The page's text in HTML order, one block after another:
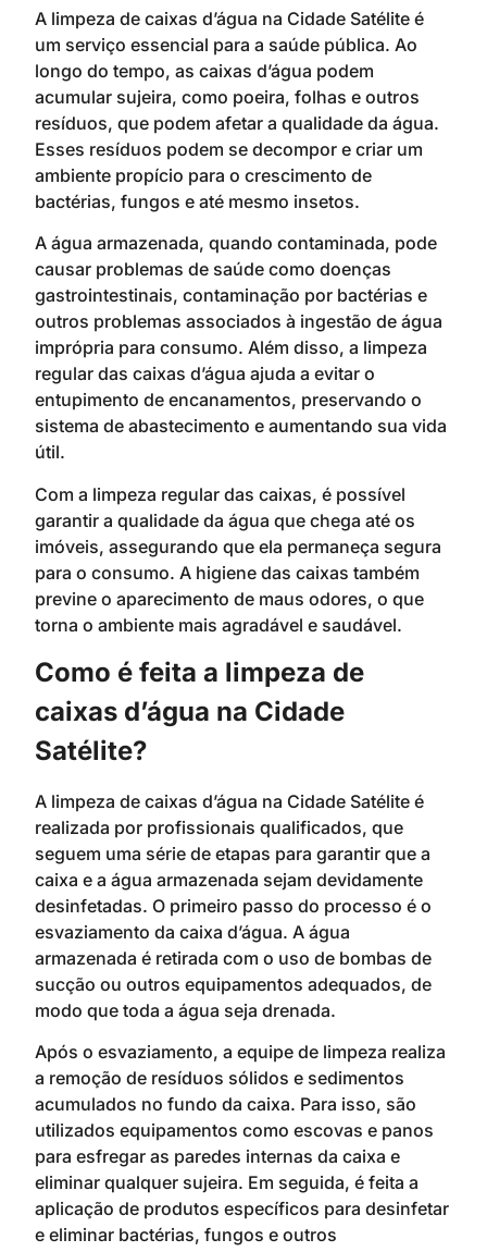
A limpeza de caixas d’água na Cidade Satélite é
um serviço essencial para a saúde pública. Ao
longo do tempo, as caixas d’água podem
acumular sujeira, como poeira, folhas e outros
resíduos, que podem afetar a qualidade da água.
Esses resíduos podem se decompor e criar um
ambiente propício para o crescimento de
bactérias, fungos e até mesmo insetos.
A água armazenada, quando contaminada, pode
causar problemas de saúde como doenças
gastrointestinais, contaminação por bactérias e
outros problemas associados à ingestão de água
imprópria para consumo. Além disso, a limpeza
regular das caixas d’água ajuda a evitar o
entupimento de encanamentos, preservando o
sistema de abastecimento e aumentando sua vida
útil.
Com a limpeza regular das caixas, é possível
garantir a qualidade da água que chega até os
imóveis, assegurando que ela permaneça segura
para o consumo. A higiene das caixas também
previne o aparecimento de maus odores, o que
torna o ambiente mais agradável e saudável.
Como é feita a limpeza de
caixas d’água na Cidade
Satélite?
A limpeza de caixas d’água na Cidade Satélite é
realizada por profissionais qualificados, que
seguem uma série de etapas para garantir que a
caixa e a água armazenada sejam devidamente
desinfetadas. O primeiro passo do processo é o
esvaziamento da caixa d’água. A água
armazenada é retirada com o uso de bombas de
sucção ou outros equipamentos adequados, de
modo que toda a água seja drenada.
Após o esvaziamento, a equipe de limpeza realiza
a remoção de resíduos sólidos e sedimentos
acumulados no fundo da caixa. Para isso, são
utilizados equipamentos como escovas e panos
para esfregar as paredes internas da caixa e
eliminar qualquer sujeira. Em seguida, é feita a
aplicação de produtos específicos para desinfetar
e eliminar bactérias, fungos e outros